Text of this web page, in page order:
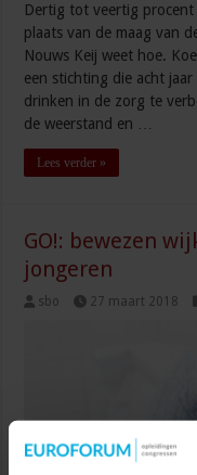
Dertig tot veertig
plaats van de maag van
Nouws Keij weet hoe.
een stichting die acht
drinken in de zorg te
de weerstand en …
Lees verder »
GO!: bewezen
jongeren
sbo 27 maart 2018